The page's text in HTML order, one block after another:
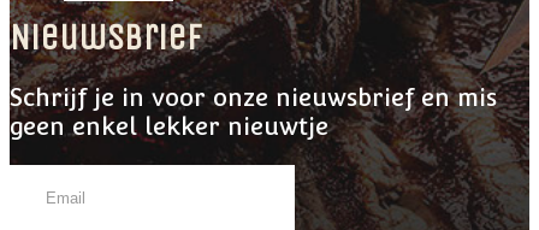
Nieuwsbrief
Schrijf je in voor onze nieuwsbrief en mis
geen enkel lekker nieuwtje